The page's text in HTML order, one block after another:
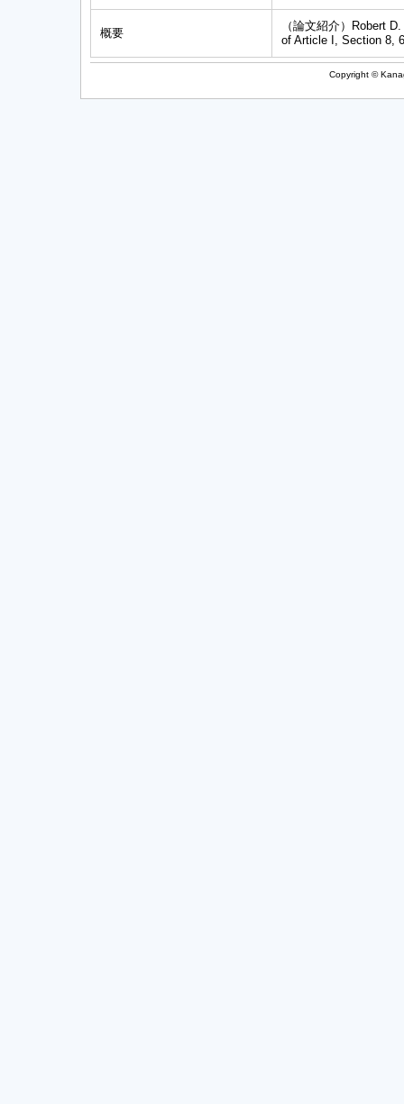
概要
（論文紹介）Robert
of Article I, Section 8,
Copyright ©